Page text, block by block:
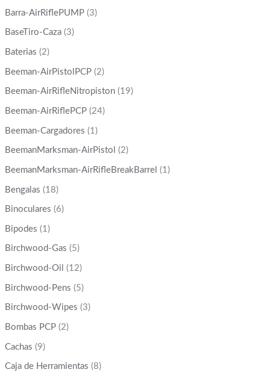
Barra-AirRiflePUMP (3)
BaseTiro-Caza (3)
Baterias (2)
Beeman-AirPistolPCP (2)
Beeman-AirRifleNitropiston (19)
Beeman-AirRiflePCP (24)
Beeman-Cargadores (1)
BeemanMarksman-AirPistol (2)
BeemanMarksman-AirRifleBreakBarrel (1)
Bengalas (18)
Binoculares (6)
Bipodes (1)
Birchwood-Gas (5)
Birchwood-Oil (12)
Birchwood-Pens (5)
Birchwood-Wipes (3)
Bombas PCP (2)
Cachas (9)
Caja de Herramientas (8)